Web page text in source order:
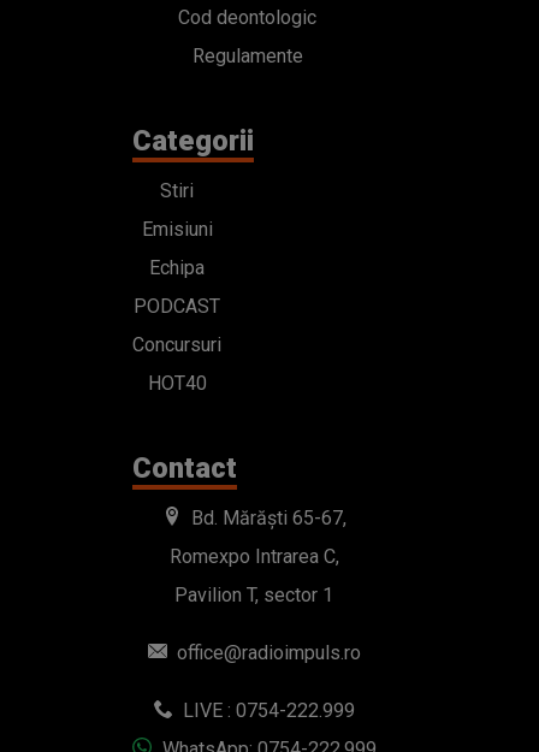
Cod deontologic
Regulamente
Categorii
Stiri
Emisiuni
Echipa
PODCAST
Concursuri
HOT40
Contact
Bd. Mărăști 65-67,
Romexpo Intrarea C,
Pavilion T, sector 1
office@radioimpuls.ro
LIVE : 0754-222.999